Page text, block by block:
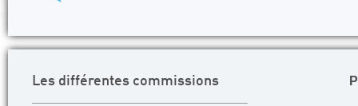
Les différentes commissions